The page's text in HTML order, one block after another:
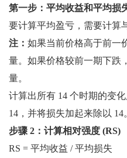
第一步：平均收益和平均损
要计算平均盈亏，需要计算
注： 如果当前价格高于前一
量。如果价格较前一期下跌
量。
计算出所有 14 个时期的变
14，并将损失加起来除以 14
步骤 2：计算相对强度 (RS)
RS = 平均收益 / 平均损失